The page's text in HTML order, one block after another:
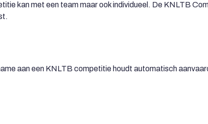
kan met een team maar ook individueel. De KNLTB
aan een KNLTB competitie houdt automatisch